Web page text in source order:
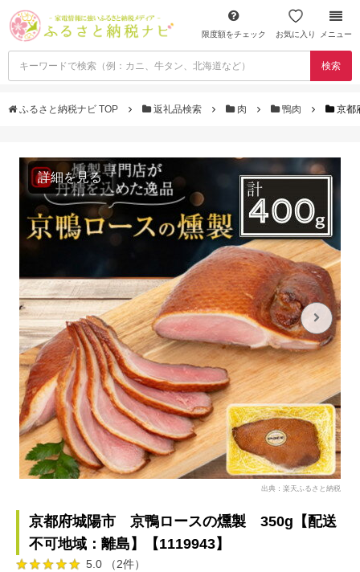
限度額をチェック お気に入り メニュー
検索
ふるさと納税ナビ TOP 返礼品検索 肉 鴨肉 京都
詳細を見る
出典：楽天ふるさと納税
京都府城陽市 京鴨ロースの燻製 350g【配送
不可地域：離島】【1119943】
5.0 （2件）